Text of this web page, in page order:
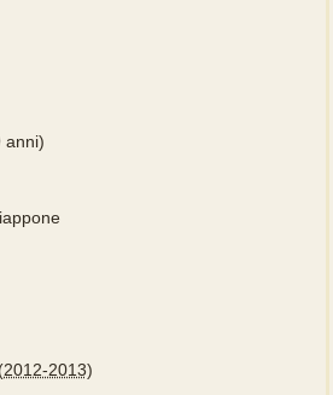
anni)
2013)